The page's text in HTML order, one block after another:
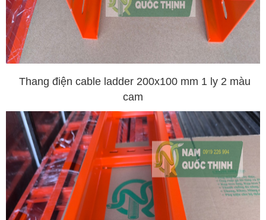
Thang điện cable ladder 200x100 mm 1 ly 2 màu
cam